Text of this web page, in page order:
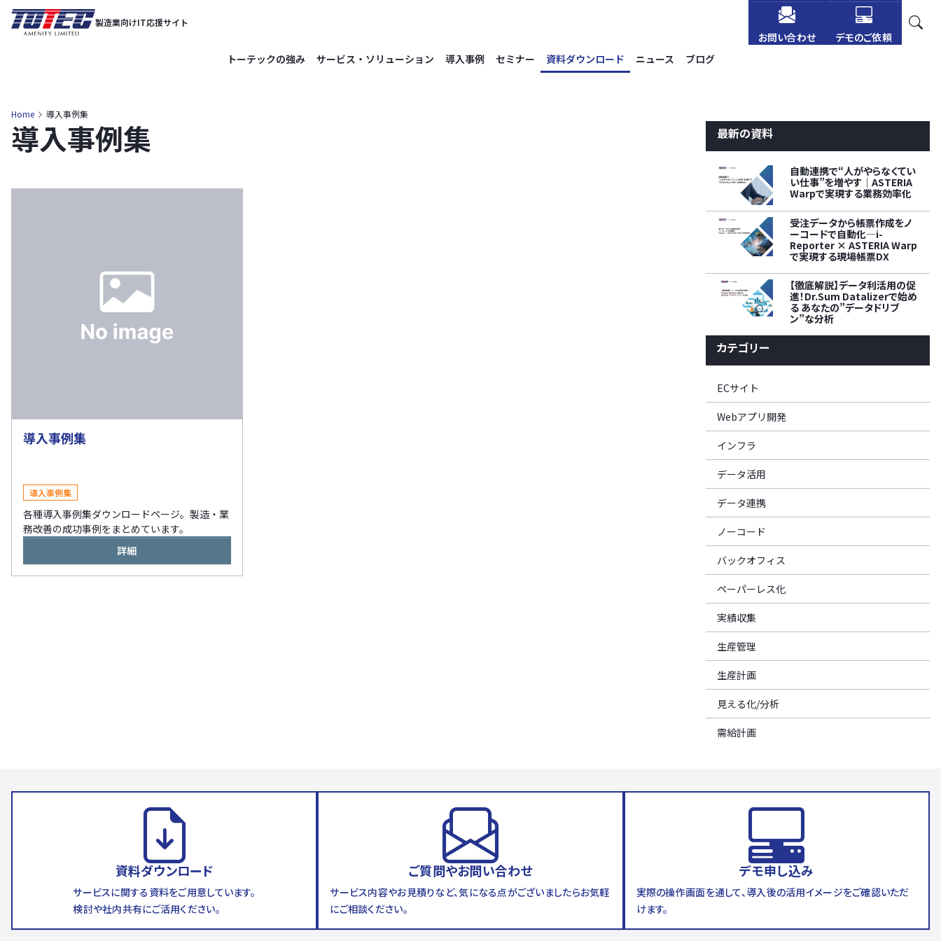
製造業向けIT応援サイト
お問い合わせ
デモのご依頼
トーテックの強み
サービス・ソリューション 導入事例 セミナー 資料ダウンロード ニュース ブログ
Home 導入事例集
導入事例集
導入事例集
導入事例集
各種導入事例集ダウンロードページ。製造・業
務改善の成功事例をまとめています。
詳細
最新の資料
自動連携で“人がやらなくてい
い仕事”を増やす│ASTERIA
Warpで実現する業務効率化
受注データから帳票作成をノ
ーコードで自動化―i-
Reporter × ASTERIA Warp
で実現する現場帳票DX
【徹底解説】データ利活用の促
進！Dr.Sum Datalizerで始め
る あなたの”データドリブ
ン”な分析
カテゴリー
ECサイト
Webアプリ開発
インフラ
データ活用
データ連携
ノーコード
バックオフィス
ペーパーレス化
実績収集
生産管理
生産計画
見える化/分析
需給計画
資料ダウンロード
サービスに関する資料をご用意しています。
検討や社内共有にご活用ください。
ご質問やお問い合わせ
サービス内容やお見積りなど、気になる点がございましたらお気軽
にご相談ください。
デモ申し込み
実際の操作画面を通して、導入後の活用イメージをご確認いただ
けます。